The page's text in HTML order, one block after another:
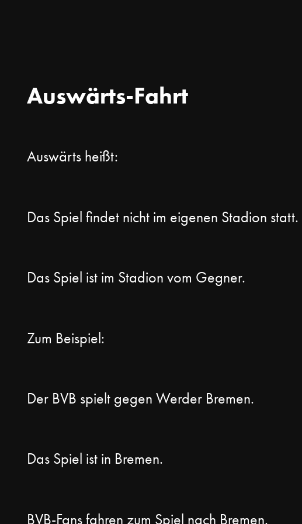
Auswärts-Fahrt
Auswärts heißt:
Das Spiel findet nicht im eigenen Stadion statt.
Das Spiel ist im Stadion vom Gegner.
Zum Beispiel:
Der BVB spielt gegen Werder Bremen.
Das Spiel ist in Bremen.
BVB-Fansfahren zum Spiel nach Bremen.